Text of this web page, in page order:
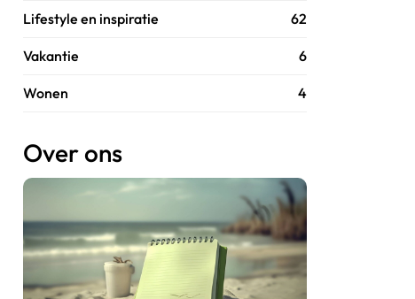
Lifestyle en inspiratie 62
Vakantie 6
Wonen 4
Over ons